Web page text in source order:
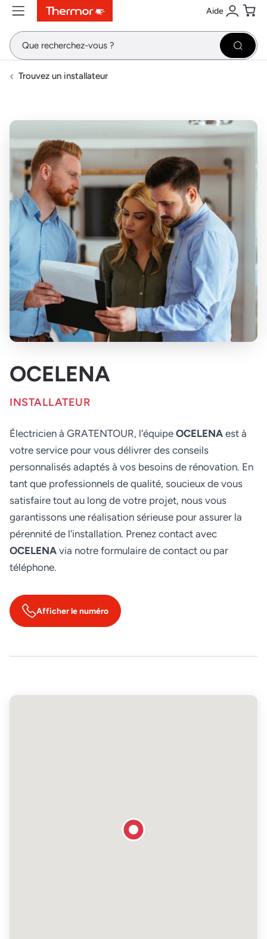
ContenuMenuRecherche Aide
Se
Trouvez un installateur
OCELENA
INSTALLATEUR
Électricien à GRATENTOUR, l'équipe OCELENA est à
votre service pour vous délivrer des conseils
personnalisés adaptés à vos besoins de rénovation. En
tant que professionnels de qualité, soucieux de vous
satisfaire tout au long de votre projet, nous vous
garantissons une réalisation sérieuse pour assurer la
pérennité de l'installation. Prenez contact avec
OCELENA via notre formulaire de contact ou par
téléphone.
Afficher le numéro